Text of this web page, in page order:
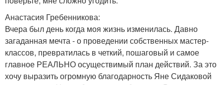
Анастасия Гребенникова:
Вчера был день когда моя жизнь изменилась. Давно
загаданная мечта - о проведении собственных мастер-
классов, превратилась в четкий, пошаговый и самое
главное РЕАЛЬНО осуществимый план действий. За это
хочу выразить огромную благодарность Яне Сидаковой